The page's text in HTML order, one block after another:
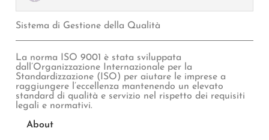
Sistema di Gestione della Qualità
La norma ISO 9001 è stata sviluppata
dall’Organizzazione Internazionale per la
Standardizzazione (ISO) per aiutare le imprese a
raggiungere l’eccellenza mantenendo un elevato
standard di qualità e servizio nel rispetto dei requisiti
legali e normativi.
About